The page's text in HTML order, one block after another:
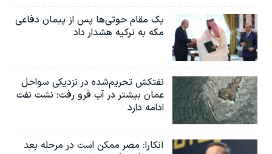
یک مقام حوثی‌ها پس از پیمان دفاعی
مکه به ترکیه هشدار داد
نفتکش تحریم‌شده در نزدیکی سواحل
عمان بیشتر در آب فرو رفت؛ نشت نفت
ادامه دارد
آنکارا: مصر ممکن است در مرحله بعد